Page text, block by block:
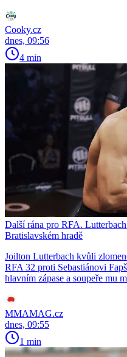
Cooky.cz
dnes, 09:56
4 min
Další rána pro RFA.
Bratislavském hradě
Joilton Lutterbach kvůli
RFA 32 proti Sebastiánovi
hlavním zápase a soupeře mu
MMAMAG.cz
dnes, 09:55
1 min